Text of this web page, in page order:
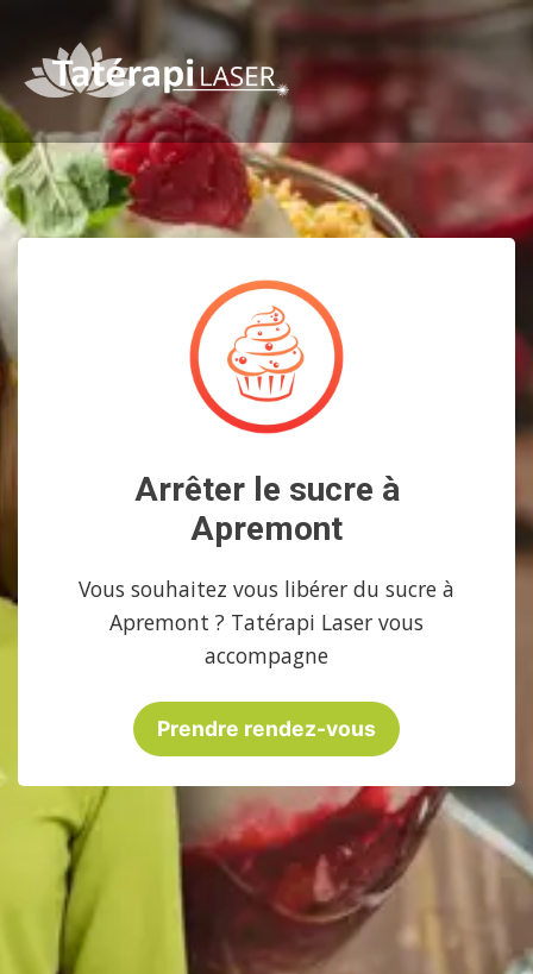
Arrêter le sucre à
Apremont
Vous souhaitez vous libérer du sucre à
Apremont ? Tatérapi Laser vous
accompagne
Prendre rendez-vous